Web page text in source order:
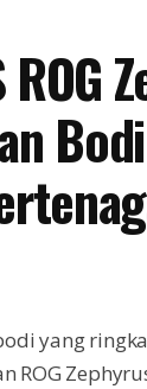
yang
ROG